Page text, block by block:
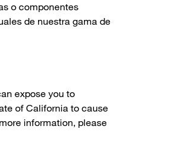
o componentes
de nuestra gama de
expose you to
of California to cause
information, please